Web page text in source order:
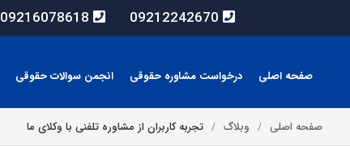
09212242670
09216078618
صفحه اصلی درخواست مشاوره حقوقی انجمن سوالات حقوقی
صفحه اصلی وبلاگ تجربه کاربران از مشاوره تلفنی با وکلای ما